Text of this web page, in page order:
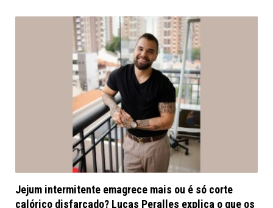
Jejum intermitente emagrece mais ou é só corte
calórico disfarçado? Lucas Peralles explica o que os